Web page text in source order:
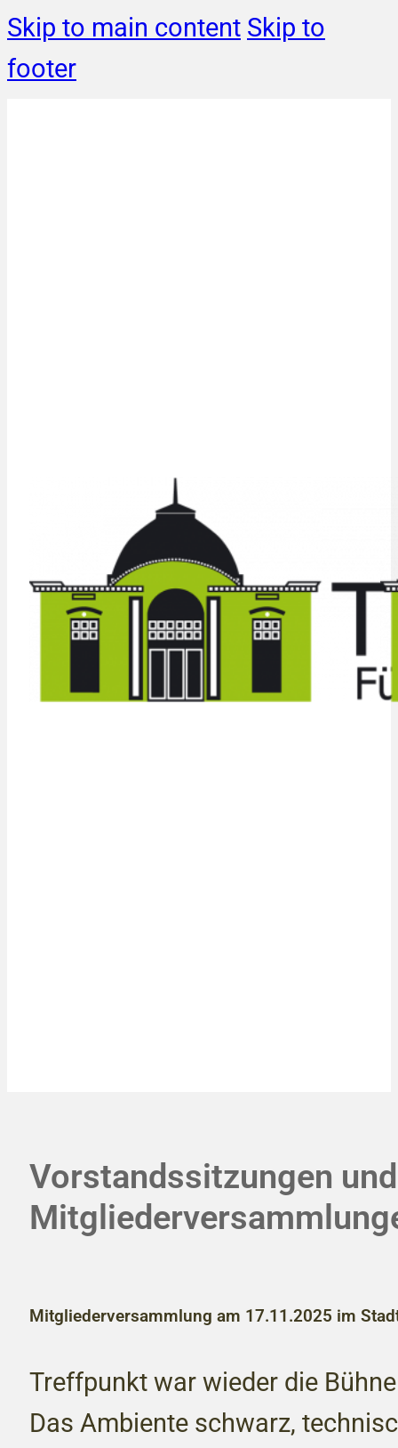
Skip to main content Skip to
footer
Vorstandssitzungen und
Mitgliederversammlung am 17.11.2025 im
Treffpunkt war wieder die
Das Ambiente schwarz,